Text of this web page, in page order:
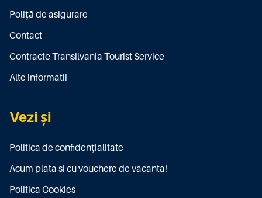
Poliţă de asigurare
Contact
Contracte Transilvania Tourist Service
Alte informatii
Vezi și
Politica de confidențialitate
Acum plata si cu vouchere de vacanta!
Politica Cookies